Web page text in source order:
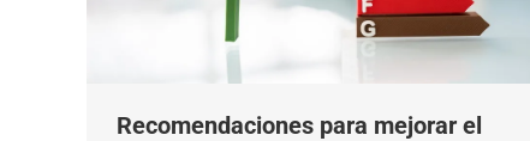
Recomendaciones para mejorar el